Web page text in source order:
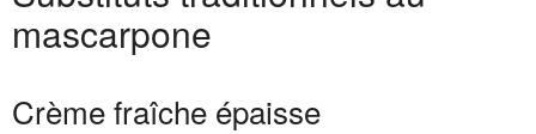
mascarpone
Crème fraîche épaisse